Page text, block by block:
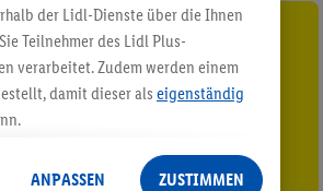
sparen³²ᵃ
anmelden
der Lidl-Dienste über die Ihnen
Teilnehmer des Lidl Plus-
verarbeitet. Zudem werden einem
damit dieser als eigenständig
Nutzung der Lidl-Dienste, Ihr
ANPASSEN ZUSTIMMEN